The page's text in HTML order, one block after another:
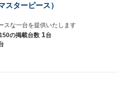
スターピース）
スな一台を提供いたします
の掲載台数 1台